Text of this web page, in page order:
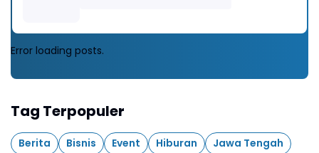
Error loading posts.
Tag Terpopuler
Berita Bisnis Event Hiburan
Jawa Tengah